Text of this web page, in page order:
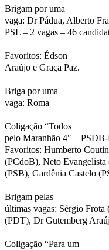
Brigam por uma
vaga: Dr Pádua, Alberto
PSL – 2 vagas – 46
Favoritos: Édson
Araújo e Graça Paz.
Briga por uma
vaga: Roma
Coligação “Todos
pelo Maranhão 4″ –
Favoritos: Humberto
(PCdoB), Neto
(PSB), Gardênia Castelo
Brigam pelas
últimas vagas: Sérgio
(PDT), Dr Gutemberg
Coligação “Para um